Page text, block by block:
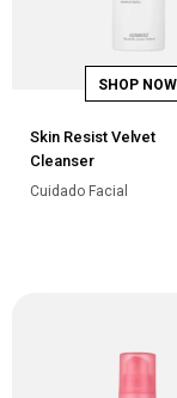
Skin Resist Velvet
Cleanser
Cuidado Facial